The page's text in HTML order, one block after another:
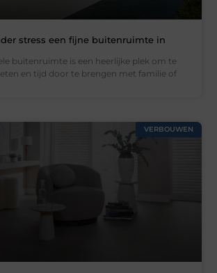
stress een fijne buitenruimte in
buitenruimte is een heerlijke plek om te
en tijd door te brengen met familie of
VERBOUWEN